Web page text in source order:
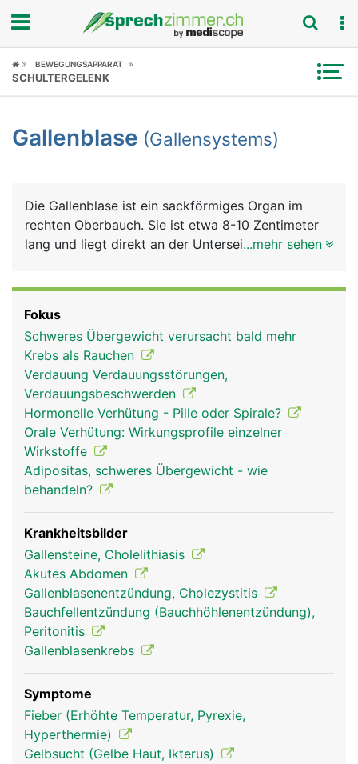
Fokus
Symptome
News
Rubriken
BEWEGUNGSAPPARAT
SCHULTERGELENK
Gallenblase (Gallensystems)
Die Gallenblase ist ein sackförmiges Organ im
rechten Oberbauch. Sie ist etwa 8-10 Zentimeter
lang und liegt direkt an der Unterseite der Leber.
Gallenkanälchen in der Leber sammeln die Galle
und führen sie über den Hauptgallengang dem
Dünndarm zu. Ein Teil davon zweigt in die
Gallenblase ab und wird dort im eingedickten
Zustand zwischengespeichert. Sobald Nahrung
aus dem Magen in den Dünndarm übertritt, zieht
sich die Gallenblase zusammen und gibt die Galle
frei. Da die Galle auch direkt von der Leber in den
Dünndarm fliessen kann, ist die Gallenblase kein
lebensnotwendiges Organ und kann, falls
notwendig, entfernt werden.
...mehr sehen
Fokus
Schweres Übergewicht verursacht bald mehr
Krebs als Rauchen
Verdauung Verdauungsstörungen,
Verdauungsbeschwerden
Hormonelle Verhütung - Pille oder Spirale?
Orale Verhütung: Wirkungsprofile einzelner
Wirkstoffe
Adipositas, schweres Übergewicht - wie
behandeln?
Krankheitsbilder
Gallensteine, Cholelithiasis
Akutes Abdomen
Gallenblasenentzündung, Cholezystitis
Bauchfellentzündung (Bauchhöhlenentzündung),
Peritonitis
Gallenblasenkrebs
Symptome
Fieber (Erhöhte Temperatur, Pyrexie,
Hyperthermie)
Gelbsucht (Gelbe Haut, Ikterus)